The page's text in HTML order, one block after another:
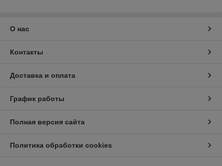
О нас
Контакты
Доставка и оплата
График работы
Полная версия сайта
Политика обработки cookies